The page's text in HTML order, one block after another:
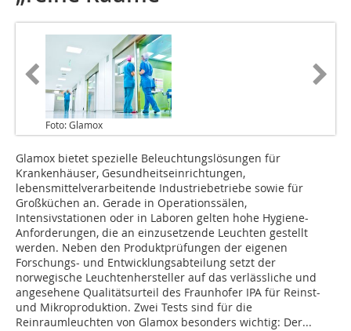
Foto: Glamox
Glamox bietet spezielle Beleuchtungslösungen für
Krankenhäuser, Gesundheitseinrichtungen,
lebensmittelverarbeitende Industriebetriebe sowie für
Großküchen an. Gerade in Operationssälen,
Intensivstationen oder in Laboren gelten hohe Hygiene-
Anforderungen, die an einzusetzende Leuchten gestellt
werden. Neben den Produktprüfungen der eigenen
Forschungs- und Entwicklungsabteilung setzt der
norwegische Leuchtenhersteller auf das verlässliche und
angesehene Qualitätsurteil des Fraunhofer IPA für Reinst-
und Mikroproduktion. Zwei Tests sind für die
Reinraumleuchten von Glamox besonders wichtig: Der...